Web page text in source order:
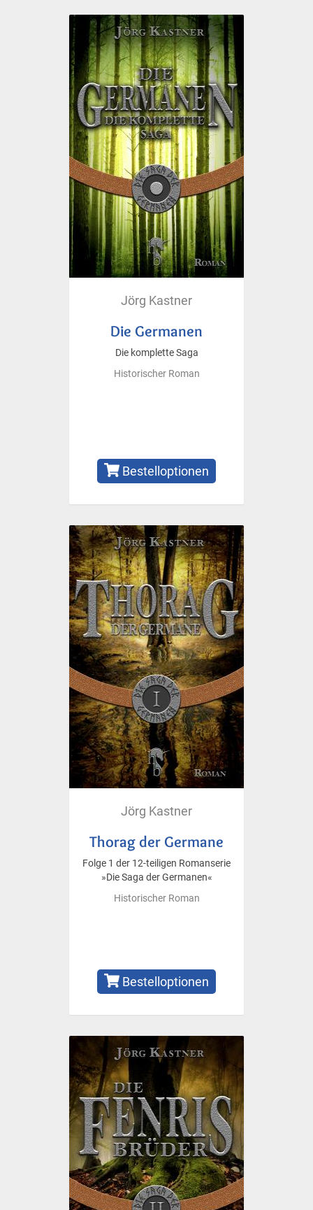
Jörg Kastner
Die Germanen
Die komplette Saga
Historischer Roman
Bestelloptionen
Jörg Kastner
Thorag der Germane
Folge 1 der 12-teiligen Romanserie
»Die Saga der Germanen«
Historischer Roman
Bestelloptionen